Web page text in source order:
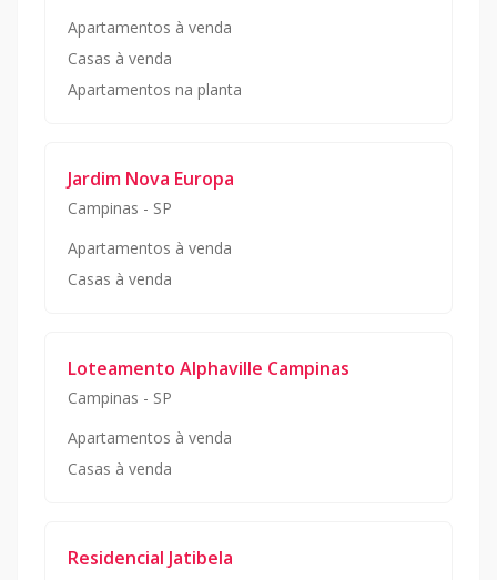
Apartamentos à venda
Casas à venda
Apartamentos na planta
Jardim Nova Europa
Campinas - SP
Apartamentos à venda
Casas à venda
Loteamento Alphaville Campinas
Campinas - SP
Apartamentos à venda
Casas à venda
Residencial Jatibela